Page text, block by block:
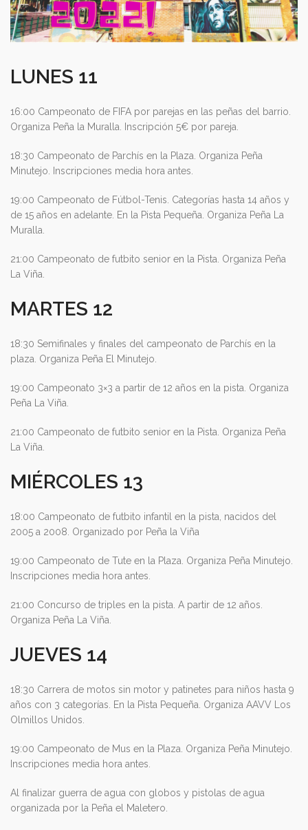
LUNES 11
16:00 Campeonato de FIFA por parejas en las peñas del barrio.
Organiza Peña la Muralla. Inscripción 5€ por pareja.
18:30 Campeonato de Parchís en la Plaza. Organiza Peña
Minutejo. Inscripciones media hora antes.
19:00 Campeonato de Fútbol-Tenis. Categorías hasta 14 años y
de 15 años en adelante. En la Pista Pequeña. Organiza Peña La
Muralla.
21:00 Campeonato de futbito senior en la Pista. Organiza Peña
La Viña.
MARTES 12
18:30 Semifinales y finales del campeonato de Parchís en la
plaza. Organiza Peña El Minutejo.
19:00 Campeonato 3×3 a partir de 12 años en la pista. Organiza
Peña La Viña.
21:00 Campeonato de futbito senior en la Pista. Organiza Peña
La Viña.
MIÉRCOLES 13
18:00 Campeonato de futbito infantil en la pista, nacidos del
2005 a 2008. Organizado por Peña la Viña
19:00 Campeonato de Tute en la Plaza. Organiza Peña Minutejo.
Inscripciones media hora antes.
21:00 Concurso de triples en la pista. A partir de 12 años.
Organiza Peña La Viña.
JUEVES 14
18:30 Carrera de motos sin motor y patinetes para niños hasta 9
años con 3 categorías. En la Pista Pequeña. Organiza AAVV Los
Olmillos Unidos.
19:00 Campeonato de Mus en la Plaza. Organiza Peña Minutejo.
Inscripciones media hora antes.
Al finalizar guerra de agua con globos y pistolas de agua
organizada por la Peña el Maletero.